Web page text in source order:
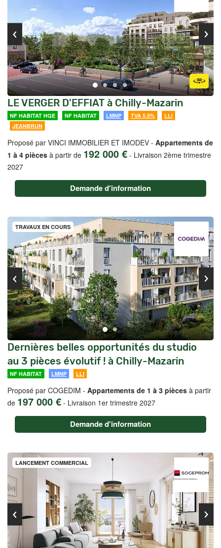
LE VERGER D'EFFIAT à Chilly-Mazarin
NF HABITAT HQE NF HABITAT LMNP TVA 5.5%
LLI
JEANBRUN
Proposé par VINCI IMMOBILIER ET IMODEV - Appartements de
1 à 4 pièces à partir de 192 000 € - Livraison 2ème trimestre
2027
Demande d'information
TRAVAUX EN COURS
Dernières belles opportunités du studio
au 3 pièces évolutif ! à Chilly-Mazarin
NF HABITAT LMNP LLI
Proposé par COGEDIM - Appartements de 1 à 3 pièces à partir
de 197 000 € - Livraison 1er trimestre 2027
Demande d'information
LANCEMENT COMMERCIAL